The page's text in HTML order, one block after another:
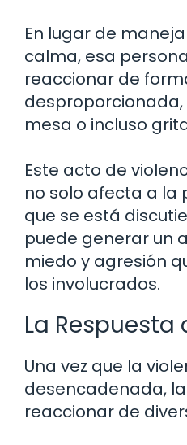
En lugar de
calma, esa
reaccionar de
mesa o incluso
Este acto de
no solo afecta a la
que se está
puede generar un
miedo y agresión
los involucrados.
La
Una vez que la
desencadenada,
reaccionar de